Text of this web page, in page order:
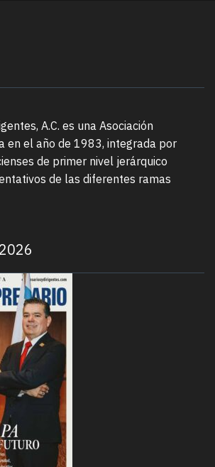
A.C. es una Asociación
en el año de 1983, integrada por
de primer nivel jerárquico
de las diferentes ramas